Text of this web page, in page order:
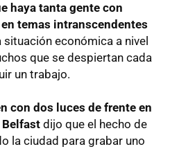
haya tanta gente con
temas intranscendentes
situación económica a nivel
que se despiertan cada
un trabajo.
con dos luces de frente en
Belfastdijo que el hecho de
la ciudad para grabar uno